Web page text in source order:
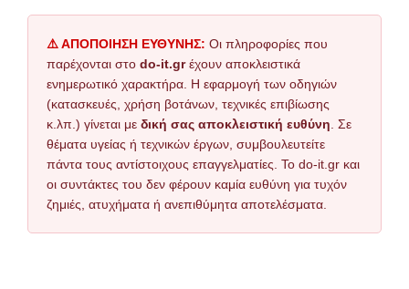
⚠️ ΑΠΟΠΟΙΗΣΗ ΕΥΘΥΝΗΣ: Οι πληροφορίες που
παρέχονται στο do-it.grέχουν αποκλειστικά
ενημερωτικό χαρακτήρα. Η εφαρμογή των οδηγιών
(κατασκευές, χρήση βοτάνων, τεχνικές επιβίωσης
κ.λπ.) γίνεται με δική σας αποκλειστική ευθύνη . Σε
θέματα υγείας ή τεχνικών έργων, συμβουλευτείτε
πάντα τους αντίστοιχους επαγγελματίες. Το do-it.gr και
οι συντάκτες του δεν φέρουν καμία ευθύνη για τυχόν
ζημιές, ατυχήματα ή ανεπιθύμητα αποτελέσματα.